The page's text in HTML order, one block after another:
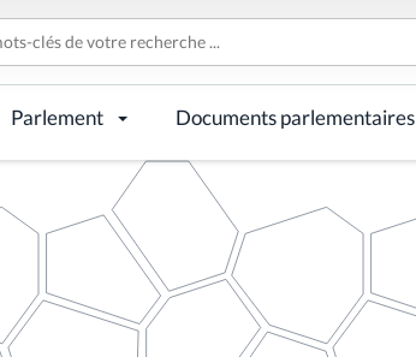
Parlement Documents parlementaires